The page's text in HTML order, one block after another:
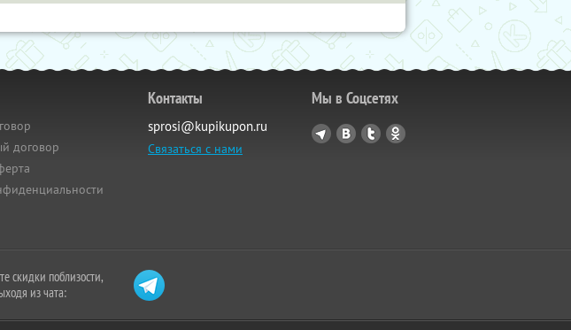
договор
Контакты
sprosi@kupikupon.ru
Связаться с нами
Мы в Соцсетях
скидки поблизости,
из чата: